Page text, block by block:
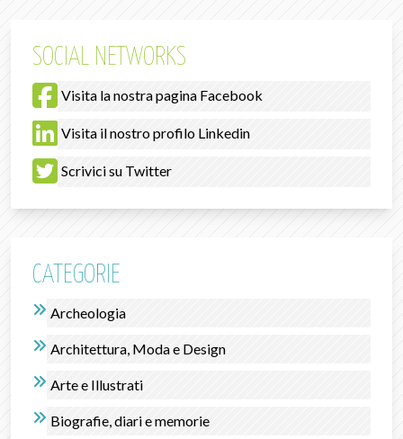
SOCIAL NETWORKS
Visita la nostra pagina Facebook
Visita il nostro profilo Linkedin
Scrivici su Twitter
CATEGORIE
Archeologia
Architettura, Moda e Design
Arte e Illustrati
Biografie, diari e memorie